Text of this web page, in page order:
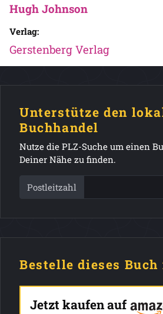
Hugh Johnson
Verlag:
Gerstenberg Verlag
Unterstütze den
Buchhandel
Nutze die PLZ-Suche um einen
Deiner Nähe zu finden.
Postleitzahl
Bestelle dieses
Jetzt kaufen auf